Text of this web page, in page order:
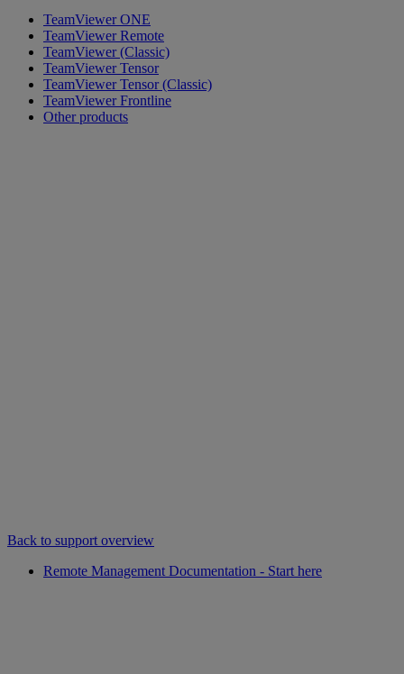
TeamViewer ONE
TeamViewer Remote
TeamViewer (Classic)
TeamViewer Tensor
TeamViewer Tensor (Classic)
TeamViewer Frontline
Other products
Back to support overview
Remote Management Documentation - Start here